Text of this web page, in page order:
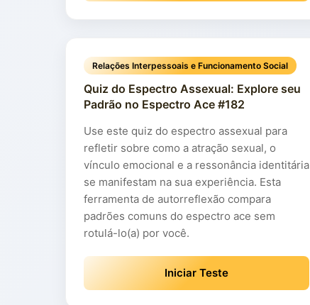
Relações Interpessoais e Funcionamento Social
Quiz do Espectro Assexual: Explore seu
Padrão no Espectro Ace #182
Use este quiz do espectro assexual para
refletir sobre como a atração sexual, o
vínculo emocional e a ressonância identitária
se manifestam na sua experiência. Esta
ferramenta de autorreflexão compara
padrões comuns do espectro ace sem
rotulá-lo(a) por você.
Iniciar Teste